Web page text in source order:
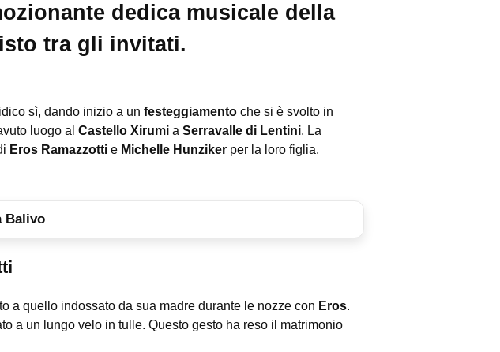
dedica musicale della
tra gli invitati.
sì, dando inizio a un festeggiamento che si è svolto in
luogo al Castello Xirumi a Serravalle di Lentini. La
Eros Ramazzotti e Michelle Hunziker per la loro figlia.
Balivo
a quello indossato da sua madre durante le nozze con Eros.
a un lungo velo in tulle. Questo gesto ha reso il matrimonio